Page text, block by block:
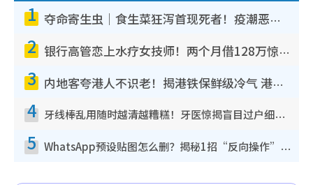
1 夺命寄生虫｜食生菜狂泻首现死者！疫潮恶化录1.8万宗病例 揭洗菜3大谬误
2 银行高管恋上水疗女技师！两个月借128万惊觉“沉船”沉落火海 揭背后疑似邪教操控卖淫
3 内地客夸港人不识老！揭港铁保鲜级冷气 港人求放过：别投诉
4 牙线棒乱用随时越清越糟糕！牙医惊揭盲目过户细菌恐致蛀牙：这种才是日常真保养
5 WhatsApp预设贴图怎么删？揭秘1招“反向操作”还原简洁界面 附3步实测教程